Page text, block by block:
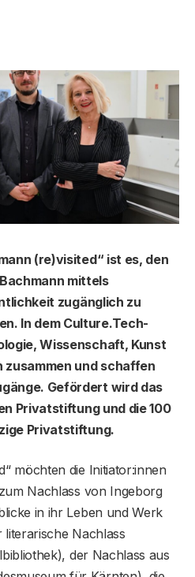
(re)visited“ ist es, den
mittels
zugänglich zu
In dem Culture.Tech-
Wissenschaft, Kunst
und schaffen
Gefördert wird das
Privatstiftung und die 100
Privatstiftung.
möchten die Initiator:innen
Nachlass von Ingeborg
in ihr Leben und Werk
literarische Nachlass
der Nachlass aus